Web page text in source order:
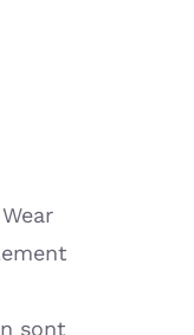
sont